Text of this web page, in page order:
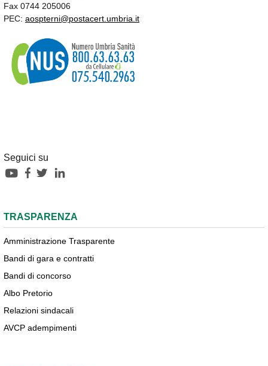
Fax 0744 205006
PEC: aospterni@postacert.umbria.it
Seguici su
TRASPARENZA
Amministrazione Trasparente
Bandi di gara e contratti
Bandi di concorso
Albo Pretorio
Relazioni sindacali
AVCP adempimenti